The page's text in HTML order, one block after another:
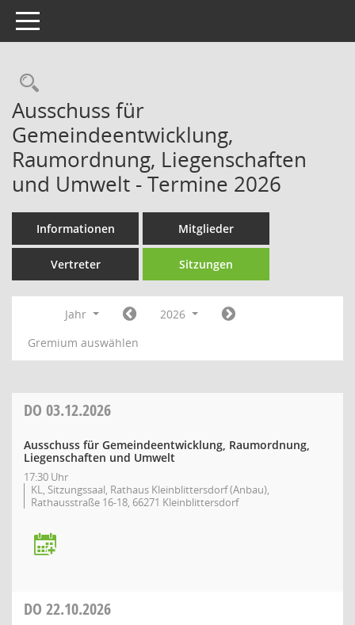
Toggle navigation
Rechercheauswahl
Ausschuss für
Gemeindeentwicklung,
Raumordnung, Liegenschaften
und Umwelt - Termine 2026
Informationen Mitglieder
Vertreter Sitzungen
Jahr
2026
Gremium auswählen
DO 03.12.2026
Ausschuss für Gemeindeentwicklung, Raumordnung,
Liegenschaften und Umwelt
17:30 Uhr
KL, Sitzungssaal, Rathaus Kleinblittersdorf (Anbau),
Rathausstraße 16-18, 66271 Kleinblittersdorf
DO 22.10.2026